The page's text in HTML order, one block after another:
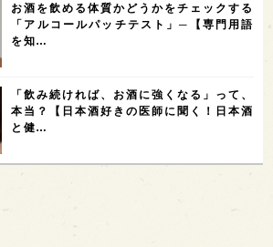
お酒を飲める体質かどうかをチェックする
「アルコールパッチテスト」─【専門用語
を知…
「飲み続ければ、お酒に強くなる」って、
本当？【日本酒好きの医師に聞く！日本酒
と健…